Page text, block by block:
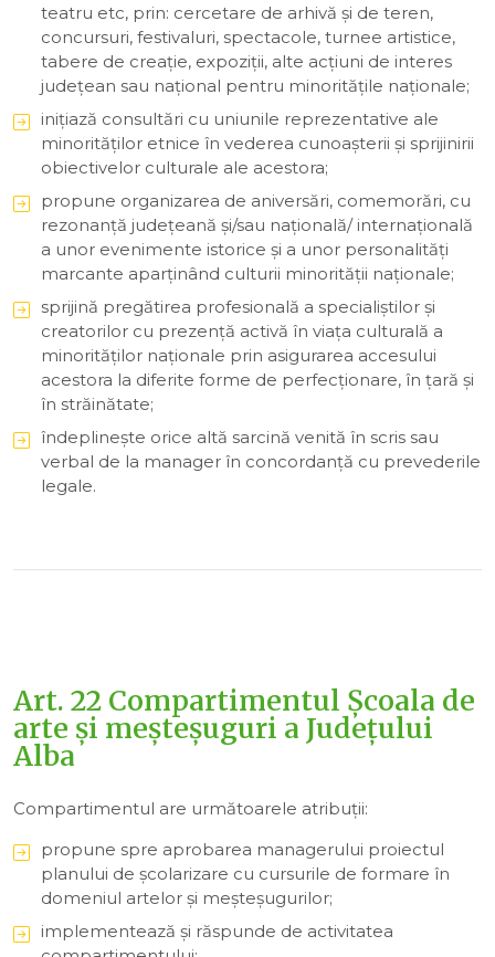
teatru etc, prin: cercetare de arhivă şi de teren,
concursuri, festivaluri, spectacole, turnee artistice,
tabere de creaţie, expoziţii, alte acţiuni de interes
județean sau național pentru minorităţile naţionale;
iniţiază consultări cu uniunile reprezentative ale
minorităţilor etnice în vederea cunoaşterii şi sprijinirii
obiectivelor culturale ale acestora;
propune organizarea de aniversări, comemorări, cu
rezonanţă județeană și/sau naţională/ internaţională
a unor evenimente istorice şi a unor personalităţi
marcante aparţinând culturii minorităţii naţionale;
sprijină pregătirea profesională a specialiştilor şi
creatorilor cu prezenţă activă în viaţa culturală a
minorităţilor naţionale prin asigurarea accesului
acestora la diferite forme de perfecţionare, în ţară şi
în străinătate;
îndeplineşte orice altă sarcină venită în scris sau
verbal de la manager în concordanţă cu prevederile
legale.
Art. 22 Compartimentul Școala de
arte și meșteșuguri a Județului
Alba
Compartimentul are următoarele atribuții:
propune spre aprobarea managerului proiectul
planului de şcolarizare cu cursurile de formare în
domeniul artelor şi meşteşugurilor;
implementează şi răspunde de activitatea